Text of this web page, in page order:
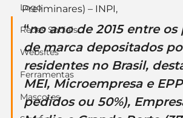
Logo
Redes Sociais
Websites
Ferramentas
Mascotes
Preliminares) – INPI,
“no ano de 2015 entre
de marca depositados
residentes no Brasil,
MEI, Microempresa e EPP
pedidos ou 50%),